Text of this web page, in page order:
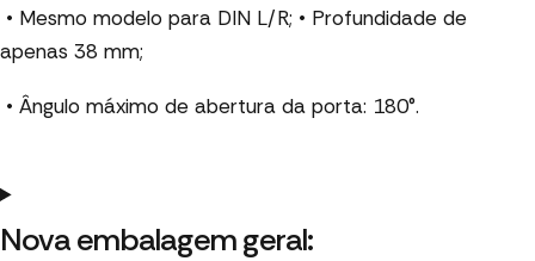
• Mesmo modelo para DIN L/R; • Profundidade de
apenas 38 mm;
• Ângulo máximo de abertura da porta: 180°.
Nova embalagem geral: